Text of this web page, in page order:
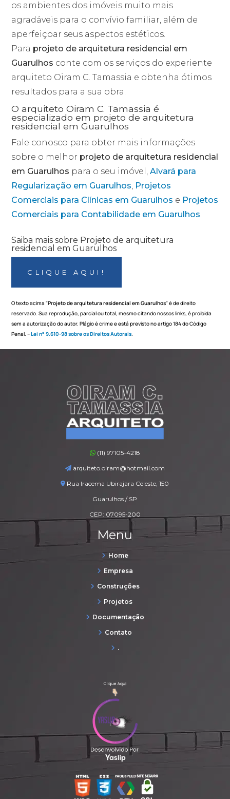
os ambientes dos imóveis muito mais
agradáveis para o convívio familiar, além de
aperfeiçoar seus aspectos estéticos.
Para projeto de arquitetura residencial em
Guarulhos conte com os serviços do experiente
arquiteto Oiram C. Tamassia e obtenha ótimos
resultados para a sua obra.
O arquiteto Oiram C. Tamassia é
especializado em projeto de arquitetura
residencial em Guarulhos
Fale conosco para obter mais informações
sobre o melhor projeto de arquitetura residencial
em Guarulhos para o seu imóvel,Alvará para
Regularização em Guarulhos, Projetos
Comerciais para Clínicas em Guarulhos e Projetos
Comerciais para Contabilidade em Guarulhos.
Saiba mais sobre Projeto de arquitetura
residencial em Guarulhos
CLIQUE AQUI!
O texto acima "Projeto de arquitetura residencial em Guarulhos" é de direito
reservado. Sua reprodução, parcial ou total, mesmo citando nossos links, é proibida
sem a autorização do autor. Plágio é crime e está previsto no artigo 184 do Código
Penal. –Lei n° 9.610-98 sobre os Direitos Autorais.
(11) 97105-4218
arquiteto.oiram@hotmail.com
Rua Iracema Ubirajara Celeste, 150
Guarulhos / SP
CEP: 07095-200
Menu
Home
Empresa
Construções
Projetos
Documentação
Contato
.